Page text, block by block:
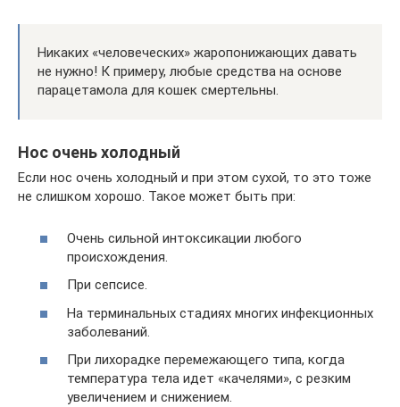
Никаких «человеческих» жаропонижающих давать
не нужно! К примеру, любые средства на основе
парацетамола для кошек смертельны.
Нос очень холодный
Если нос очень холодный и при этом сухой, то это тоже
не слишком хорошо. Такое может быть при:
Очень сильной интоксикации любого
происхождения.
При сепсисе.
На терминальных стадиях многих инфекционных
заболеваний.
При лихорадке перемежающего типа, когда
температура тела идет «качелями», с резким
увеличением и снижением.